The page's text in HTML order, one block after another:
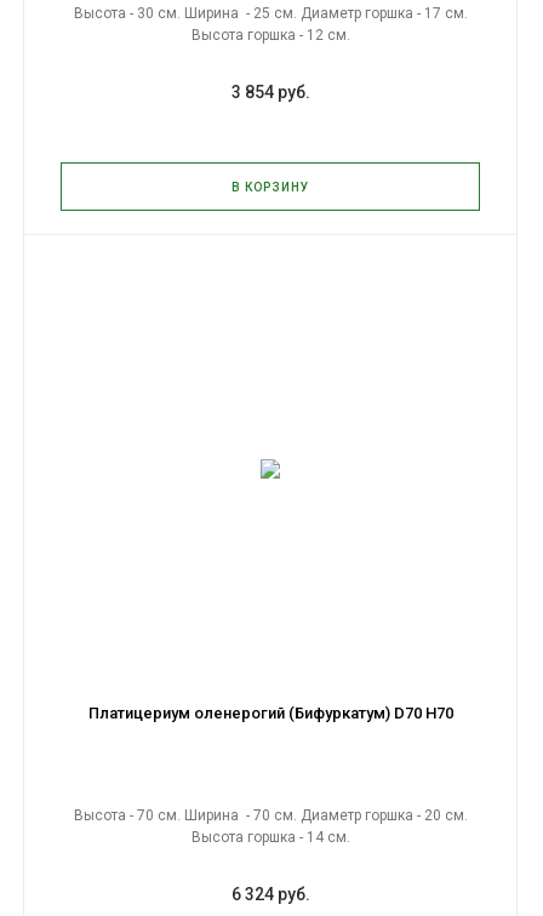
Высота - 30 см. Ширина - 25 см. Диаметр горшка - 17 см.
Высота горшка - 12 см.
3 854 руб.
В КОРЗИНУ
Платицериум оленерогий (Бифуркатум) D70 H70
Высота - 70 см. Ширина - 70 см. Диаметр горшка - 20 см.
Высота горшка - 14 см.
6 324 руб.